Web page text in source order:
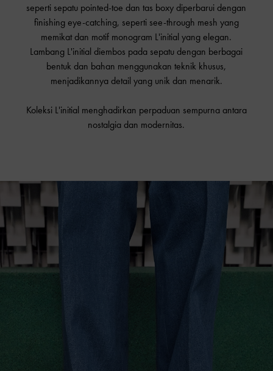
seperti sepatu pointed-toe dan tas boxy diperbarui dengan
finishing eye-catching, seperti see-through mesh yang
memikat dan motif monogram L'initial yang elegan.
Lambang L'initial diembos pada sepatu dengan berbagai
bentuk dan bahan menggunakan teknik khusus,
menjadikannya detail yang unik dan menarik.
Koleksi L'initial menghadirkan perpaduan sempurna antara
nostalgia dan modernitas.